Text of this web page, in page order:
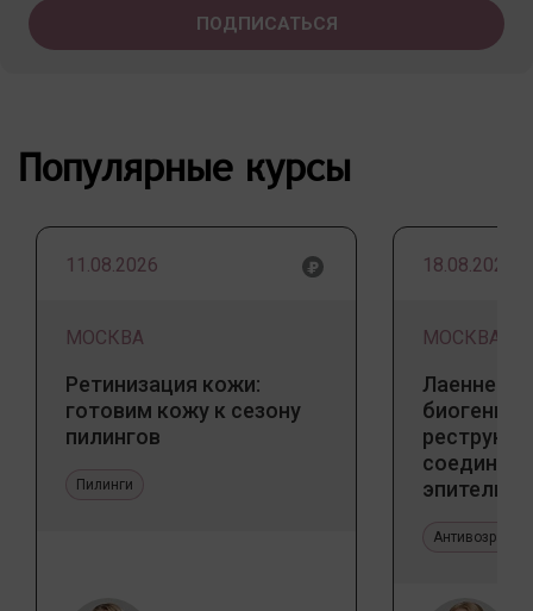
Популярные курсы
11.08.2026
МОСКВА
Ретинизация кожи:
готовим кожу к сезону
пилингов
Пилинги
18.08.2026
МОСКВА
Лаеннек
биогенный